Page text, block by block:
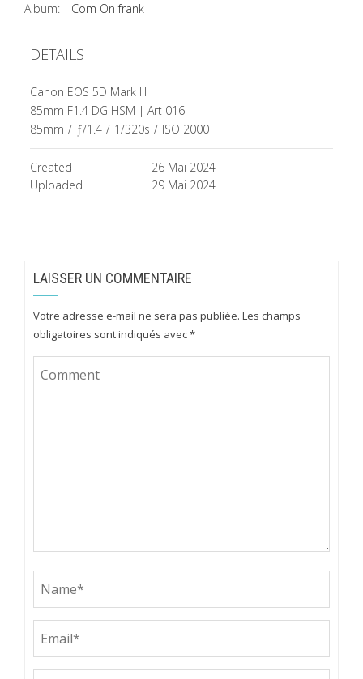
Album: Com On frank
DETAILS
Canon EOS 5D Mark III
85mm F1.4 DG HSM | Art 016
85mm / ƒ/1.4 / 1/320s / ISO 2000
Created
26 Mai 2024
Uploaded
29 Mai 2024
LAISSER UN COMMENTAIRE
Votre adresse e-mail ne sera pas publiée. Les champs
obligatoires sont indiqués avec*